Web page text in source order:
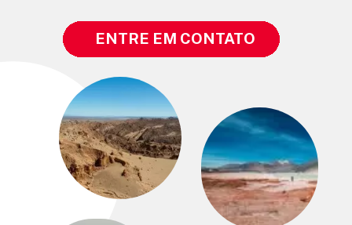
ENTRE EM CONTATO